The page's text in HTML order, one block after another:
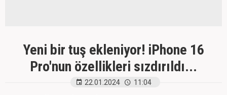
Yeni bir tuş ekleniyor! iPhone 16
Pro'nun özellikleri sızdırıldı...
22.01.2024 11:04